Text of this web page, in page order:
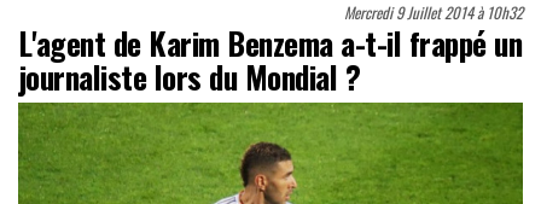
Mercredi 9 Juillet 2014 à 10h32
L'agent de Karim Benzema a-t-il frappé un
journaliste lors du Mondial ?